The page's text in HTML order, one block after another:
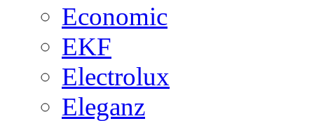
Economic
EKF
Electrolux
Eleganz